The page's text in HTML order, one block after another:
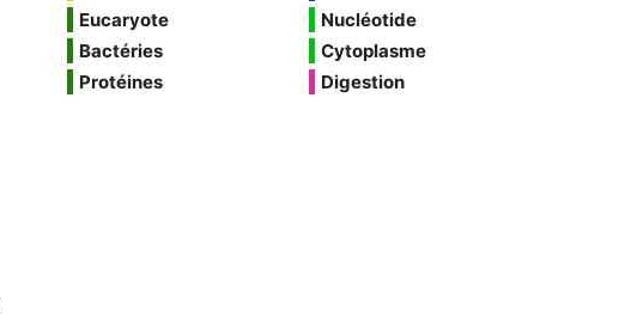
Eucaryote
Bactéries
Protéines
Nucléotide
Cytoplasme
Digestion